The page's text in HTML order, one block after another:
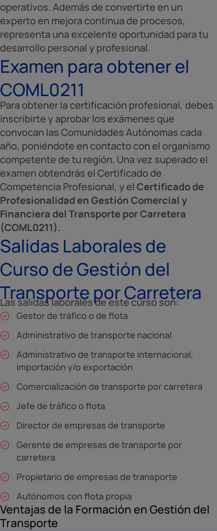
operativos. Además de convertirte en un
experto en mejora continua de procesos,
representa una excelente oportunidad para tu
desarrollo personal y profesional.
Examen para obtener el
COML0211
Para obtener la certificación profesional, debes
inscribirte y aprobar los exámenes que
convocan las Comunidades Autónomas cada
año, poniéndote en contacto con el organismo
competente de tu región. Una vez superado el
examen obtendrás el Certificado de
Competencia Profesional, y elCertificado de
Profesionalidad en Gestión Comercial y
Financiera del Transporte por Carretera
(COML0211).
Salidas Laborales de
Curso de Gestión del
Transporte por Carretera
Las salidas laborales de este curso son:
Gestor de tráfico o de flota
Administrativo de transporte nacional
Administrativo de transporte internacional,
importación y/o exportación
Comercialización de transporte por carretera
Jefe de tráfico o flota
Director de empresas de transporte
Gerente de empresas de transporte por
carretera
Propietario de empresas de transporte
Autónomos con flota propia
Ventajas de la Formación en Gestión del
Transporte